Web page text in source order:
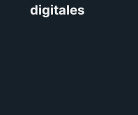
digitales